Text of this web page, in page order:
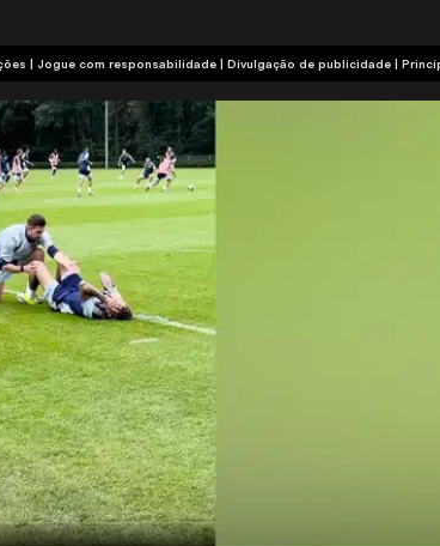
e condições | Jogue com responsabilidade | Divulgação de publicidade |